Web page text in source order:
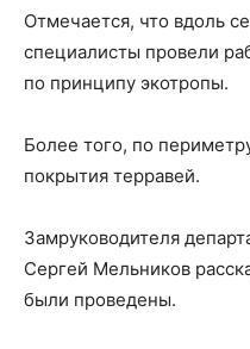
Отмечается, что вдоль
специалисты провели
по принципу экотропы.
Более того, по
покрытия терравей.
Замруководителя
Сергей Мельников
были проведены.